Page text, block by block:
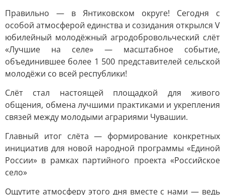
Правильно — в Янтиковском округе! Сегодня с
особой атмосферой единства и созидания открылся V
юбилейный молодёжный агродобровольческий слёт
«Лучшие на селе» — масштабное событие,
объединившее более 1 500 представителей сельской
молодёжи со всей республики!
Слёт стал настоящей площадкой для живого
общения, обмена лучшими практиками и укрепления
связей между молодыми аграриями Чувашии.
Главный итог слёта — формирование конкретных
инициатив для новой народной программы «Единой
России» в рамках партийного проекта «Российское
село»
Ощутите атмосферу этого дня вместе с нами — ведь